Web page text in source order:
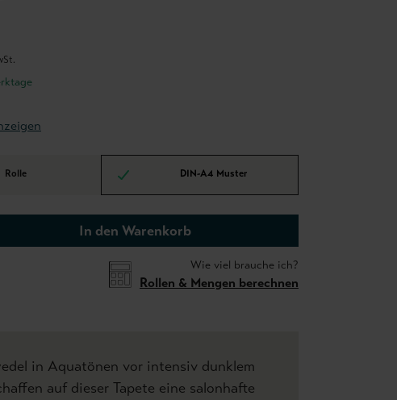
Rolle DIN-A4 Muster
In den Warenkorb
Wie viel brauche ich?
Rollen & Mengen berechnen
in Aquatönen vor intensiv dunklem
auf dieser Tapete eine salonhafte